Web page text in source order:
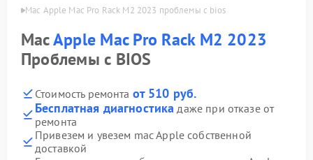
Mac Apple Mac Pro Rack M2 2023 проблемы с bios
MacApple Mac Pro Rack M2 2023
Проблемы с BIOS
Стоимость ремонта от 510 руб.
Бесплатная диагностика даже при отказе от
ремонта
Привезем и увезем mac Apple собственной
доставкой